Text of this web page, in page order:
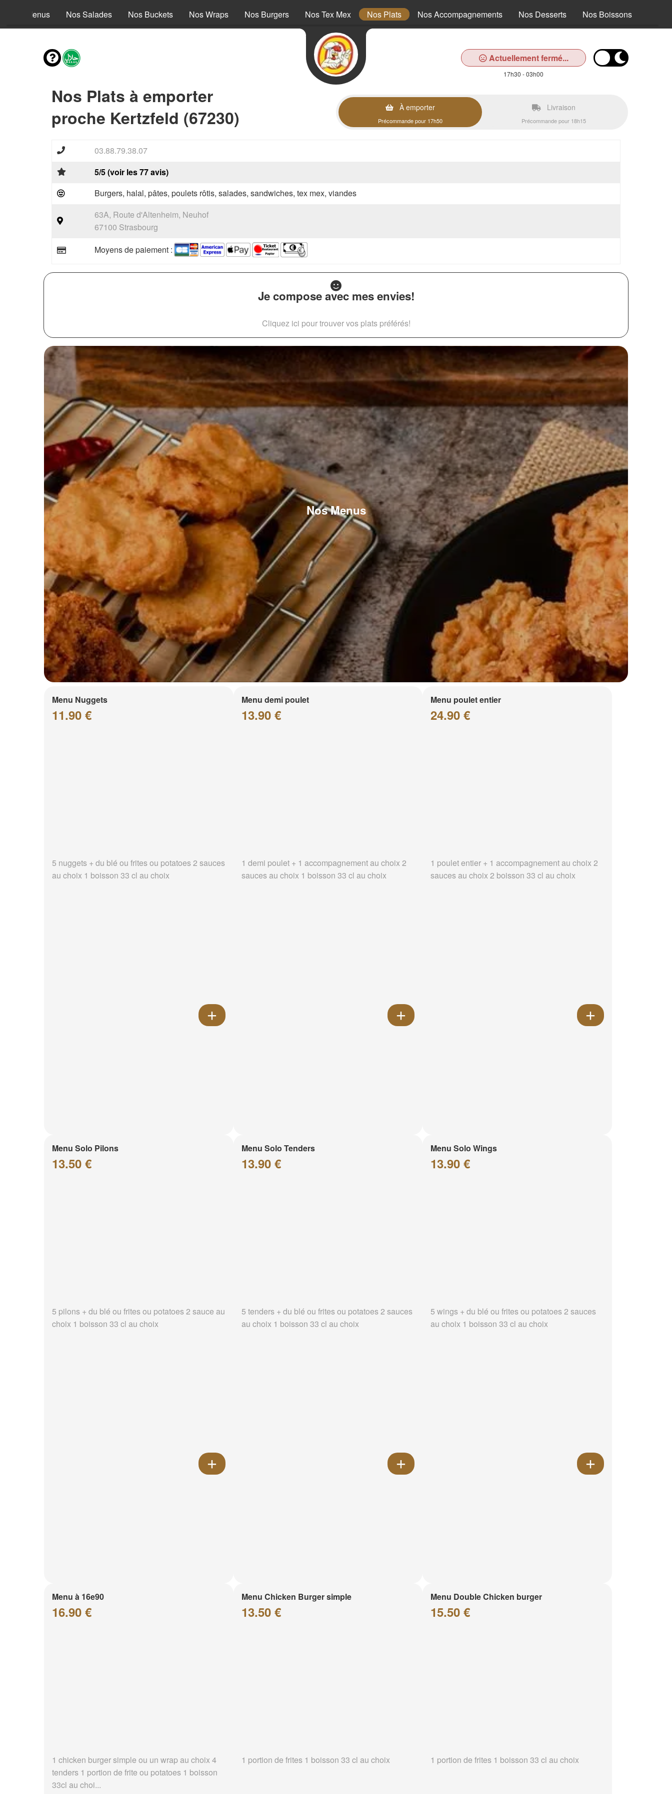
Nos Menus Nos Salades Nos Buckets Nos Wraps Nos Burgers Nos Tex Mex Nos Plats Nos Accompagnements Nos Desserts Nos Boissons
Actuellement fermé...
17h30 - 03h00
Nos Plats à emporter
proche Kertzfeld (67230)
À emporter
Précommande pour 17h50
Livraison
Précommande pour 18h15
03.88.79.38.07
5/5 (voir les 77 avis)
Burgers, halal, pâtes, poulets rôtis, salades, sandwiches, tex mex, viandes
63A, Route d'Altenheim, Neuhof
67100 Strasbourg
Moyens de paiement :
Je compose avec mes envies!
Cliquez ici pour trouver vos plats préférés!
Nos Menus
Menu Nuggets
11.90 €
5 nuggets + du blé ou frites ou potatoes 2 sauces
au choix 1 boisson 33 cl au choix
Menu demi poulet
13.90 €
1 demi poulet + 1 accompagnement au choix 2
sauces au choix 1 boisson 33 cl au choix
Menu poulet entier
24.90 €
1 poulet entier + 1 accompagnement au choix 2
sauces au choix 2 boisson 33 cl au choix
Menu Solo Pilons
13.50 €
5 pilons + du blé ou frites ou potatoes 2 sauce au
choix 1 boisson 33 cl au choix
Menu Solo Tenders
13.90 €
5 tenders + du blé ou frites ou potatoes 2 sauces
au choix 1 boisson 33 cl au choix
Menu Solo Wings
13.90 €
5 wings + du blé ou frites ou potatoes 2 sauces
au choix 1 boisson 33 cl au choix
Menu à 16e90
16.90 €
1 chicken burger simple ou un wrap au choix 4
tenders 1 portion de frite ou potatoes 1 boisson
33cl au choi...
Menu Chicken Burger simple
13.50 €
1 portion de frites 1 boisson 33 cl au choix
Menu Double Chicken burger
15.50 €
1 portion de frites 1 boisson 33 cl au choix